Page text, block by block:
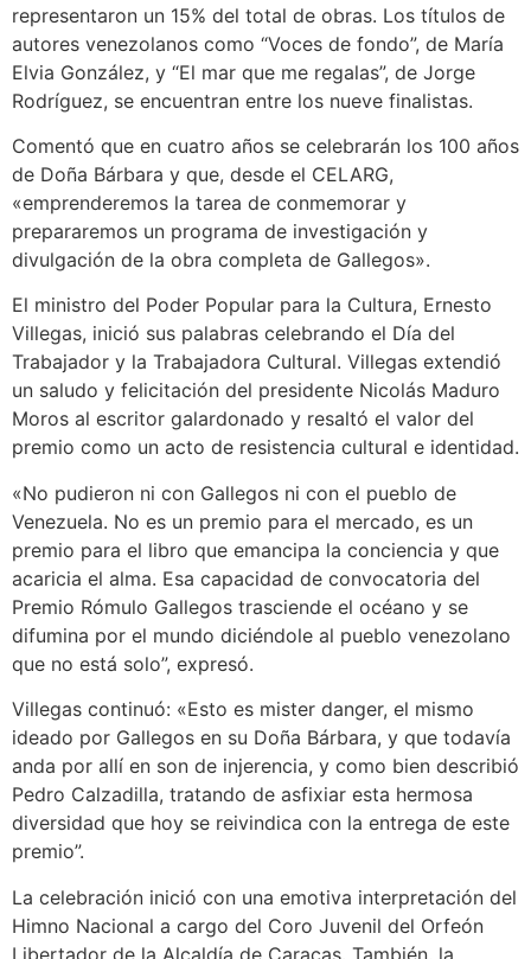
representaron un 15% del total de obras. Los títulos de
autores venezolanos como “Voces de fondo”, de María
Elvia González, y “El mar que me regalas”, de Jorge
Rodríguez, se encuentran entre los nueve finalistas.
Comentó que en cuatro años se celebrarán los 100 años
de Doña Bárbara y que, desde el CELARG,
«emprenderemos la tarea de conmemorar y
prepararemos un programa de investigación y
divulgación de la obra completa de Gallegos».
El ministro del Poder Popular para la Cultura, Ernesto
Villegas, inició sus palabras celebrando el Día del
Trabajador y la Trabajadora Cultural. Villegas extendió
un saludo y felicitación del presidente Nicolás Maduro
Moros al escritor galardonado y resaltó el valor del
premio como un acto de resistencia cultural e identidad.
«No pudieron ni con Gallegos ni con el pueblo de
Venezuela. No es un premio para el mercado, es un
premio para el libro que emancipa la conciencia y que
acaricia el alma. Esa capacidad de convocatoria del
Premio Rómulo Gallegos trasciende el océano y se
difumina por el mundo diciéndole al pueblo venezolano
que no está solo”, expresó.
Villegas continuó: «Esto es mister danger, el mismo
ideado por Gallegos en su Doña Bárbara, y que todavía
anda por allí en son de injerencia, y como bien describió
Pedro Calzadilla, tratando de asfixiar esta hermosa
diversidad que hoy se reivindica con la entrega de este
premio”.
La celebración inició con una emotiva interpretación del
Himno Nacional a cargo del Coro Juvenil del Orfeón
Libertador de la Alcaldía de Caracas. También, la